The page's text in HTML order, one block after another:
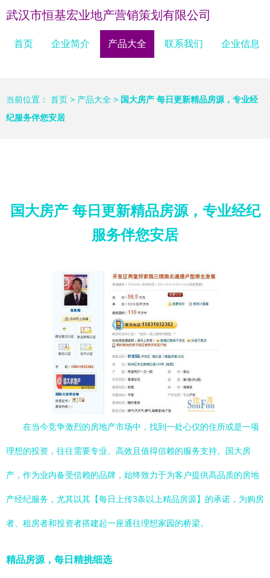
武汉市恒基宏业地产营销策划有限公司
首页 企业简介 产品大全 联系我们 企业信息
当前位置： 首页 > 产品大全 > 国大房产 每日更新精品房源，专业经
纪服务伴您安居
国大房产 每日更新精品房源，专业经纪
服务伴您安居
在当今竞争激烈的房地产市场中，找到一处心仪的住所或是一项
理想的投资，往往需要专业、高效且值得信赖的服务支持。国大房
产，作为业内备受信赖的品牌，始终致力于为客户提供高品质的房地
产经纪服务，尤其以其【每日上传3条以上精品房源】的承诺，为购房
者、租房者和投资者搭建起一座通往理想家园的桥梁。
精品房源，每日精挑细选